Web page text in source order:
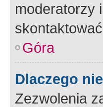
moderatorzy
Góra
Dlaczego
Zezwolenia